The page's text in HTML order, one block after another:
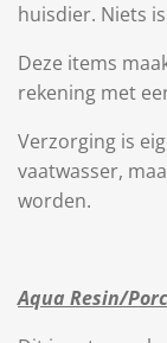
huisdier. Niets
Deze items
rekening met
Verzorging is
vaatwasser,
worden.
Aqua Resin/